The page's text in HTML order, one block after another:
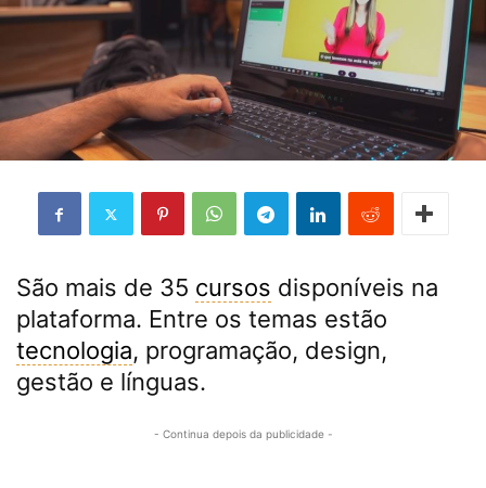
São mais de 35 cursos disponíveis na
plataforma. Entre os temas estão
tecnologia, programação, design,
gestão e línguas.
- Continua depois da publicidade -